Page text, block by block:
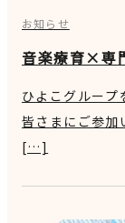
お知らせ
音楽療育×専
ひよこグループ
皆さまにご参加
[…]